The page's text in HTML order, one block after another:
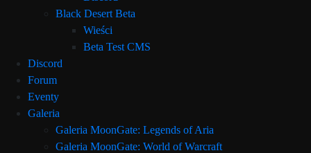
Black Desert Beta
Wieści
Beta Test CMS
Discord
Forum
Eventy
Galeria
Galeria MoonGate: Legends of Aria
Galeria MoonGate: World of Warcraft